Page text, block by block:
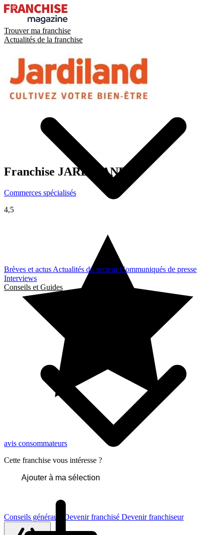
Trouver ma franchise
Actualités de la franchise
Brèves et actus Actualités du secteurCommuniqués de presse
Interviews
Conseils et Guides
Conseils généraux Devenir franchisé Devenir franchiseur
Franchise JARDILAND
Commerces spécialisés
4,5
avis consommateurs
Cette franchise vous intéresse ?
Ajouter à ma sélection